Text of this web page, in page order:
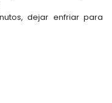
dejar enfriar para